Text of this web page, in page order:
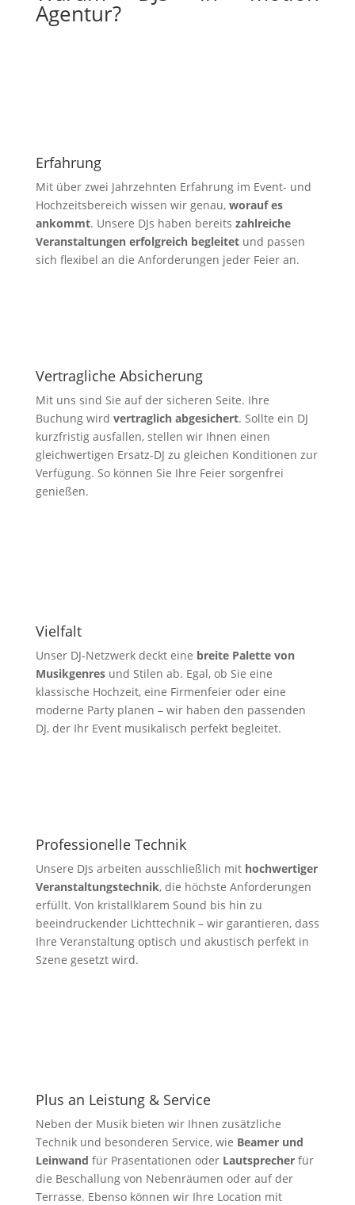
Agentur?
Erfahrung
Mit über zwei Jahrzehnten Erfahrung im Event- und
Hochzeitsbereich wissen wir genau, worauf es
ankommt. Unsere DJs haben bereits zahlreiche
Veranstaltungen erfolgreich begleitetund passen
sich flexibel an die Anforderungen jeder Feier an.
Vertragliche Absicherung
Mit uns sind Sie auf der sicheren Seite. Ihre
Buchung wird vertraglich abgesichert. Sollte ein DJ
kurzfristig ausfallen, stellen wir Ihnen einen
gleichwertigen Ersatz-DJ zu gleichen Konditionen zur
Verfügung. So können Sie Ihre Feier sorgenfrei
genießen.
Vielfalt
Unser DJ-Netzwerk deckt eine breite Palette von
Musikgenresund Stilen ab. Egal, ob Sie eine
klassische Hochzeit, eine Firmenfeier oder eine
moderne Party planen – wir haben den passenden
DJ, der Ihr Event musikalisch perfekt begleitet.
Professionelle Technik
Unsere DJs arbeiten ausschließlich mit hochwertiger
Veranstaltungstechnik, die höchste Anforderungen
erfüllt. Von kristallklarem Sound bis hin zu
beeindruckender Lichttechnik – wir garantieren, dass
Ihre Veranstaltung optisch und akustisch perfekt in
Szene gesetzt wird.
Plus an Leistung & Service
Neben der Musik bieten wir Ihnen zusätzliche
Technik und besonderen Service, wie Beamer und
Leinwand für Präsentationen oder Lautsprecherfür
die Beschallung von Nebenräumen oder auf der
Terrasse. Ebenso können wir Ihre Location mit